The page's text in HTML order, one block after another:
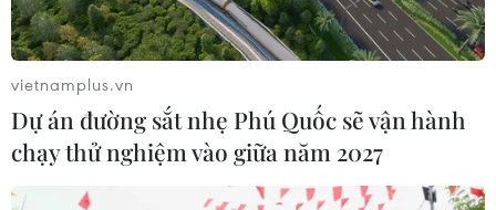
vietnamplus.vn
Dự án đường sắt nhẹ Phú Quốc sẽ vận hành
chạy thử nghiệm vào giữa năm 2027